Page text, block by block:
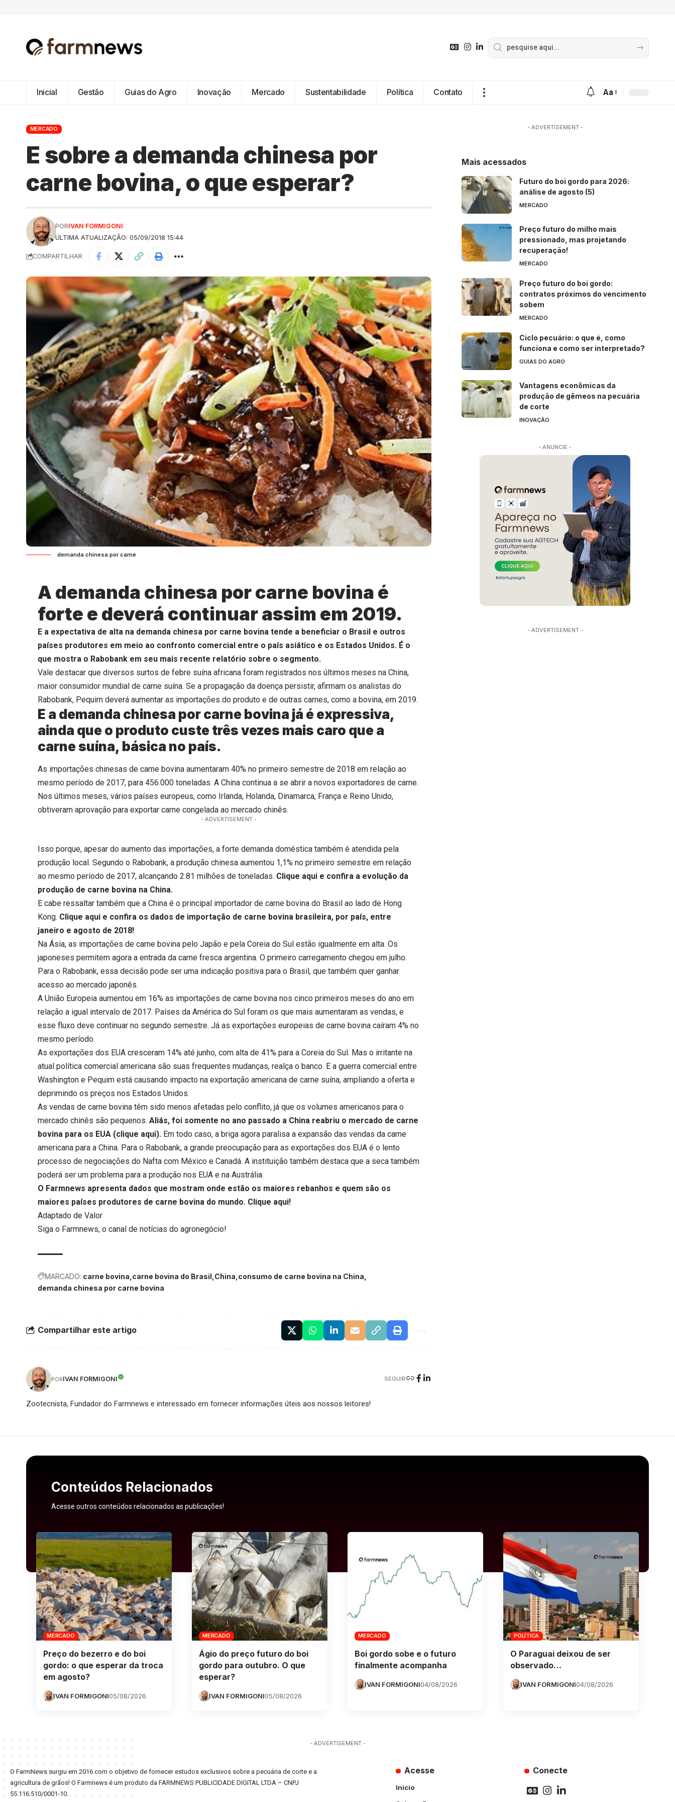
Inicial Gestão Guias do Agro Inovação Mercado Sustentabilidade Política Contato Aa
MERCADO
E sobre a demanda chinesa por
carne bovina, o que esperar?
ÚLTIMA ATUALIZAÇÃO: 05/09/2018 15:44
PORIVAN FORMIGONI
COMPARTILHAR
demanda chinesa por carne
A demanda chinesa por carne bovina é
forte e deverá continuar assim em 2019.
E a expectativa de alta na demanda chinesa por carne bovina tende a beneficiar o Brasil e outros
países produtores em meio ao confronto comercial entre o país asiático e os Estados Unidos. É o
que mostra o Rabobank em seu mais recente relatório sobre o segmento.
Vale destacar que diversos surtos de febre suína africana foram registrados nos últimos meses na China,
maior consumidor mundial de carne suína. Se a propagação da doença persistir, afirmam os analistas do
Rabobank, Pequim deverá aumentar as importações do produto e de outras carnes, como a bovina, em 2019.
E a demanda chinesa por carne bovina já é expressiva,
ainda que o produto custe três vezes mais caro que a
carne suína, básica no país.
As importações chinesas de carne bovina aumentaram 40% no primeiro semestre de 2018 em relação ao
mesmo período de 2017, para 456.000 toneladas. A China continua a se abrir a novos exportadores de carne.
Nos últimos meses, vários países europeus, como Irlanda, Holanda, Dinamarca, França e Reino Unido,
obtiveram aprovação para exportar carne congelada ao mercado chinês.
- ADVERTISEMENT -
Isso porque, apesar do aumento das importações, a forte demanda doméstica também é atendida pela
produção local. Segundo o Rabobank, a produção chinesa aumentou 1,1% no primeiro semestre em relação
ao mesmo período de 2017, alcançando 2.81 milhões de toneladas. Clique aqui e confira a evolução da
produção de carne bovina na China.
E cabe ressaltar também que a China é o principal importador de carne bovina do Brasil ao lado de Hong
Kong. Clique aqui e confira os dados de importação de carne bovina brasileira, por país, entre
janeiro e agosto de 2018!
Na Ásia, as importações de carne bovina pelo Japão e pela Coreia do Sul estão igualmente em alta. Os
japoneses permitem agora a entrada da carne fresca argentina. O primeiro carregamento chegou em julho.
Para o Rabobank, essa decisão pode ser uma indicação positiva para o Brasil, que também quer ganhar
acesso ao mercado japonês.
A União Europeia aumentou em 16% as importações de carne bovina nos cinco primeiros meses do ano em
relação a igual intervalo de 2017. Países da América do Sul foram os que mais aumentaram as vendas, e
esse fluxo deve continuar no segundo semestre. Já as exportações europeias de carne bovina caíram 4% no
mesmo período.
As exportações dos EUA cresceram 14% até junho, com alta de 41% para a Coreia do Sul. Mas o irritante na
atual política comercial americana são suas frequentes mudanças, realça o banco. E a guerra comercial entre
Washington e Pequim está causando impacto na exportação americana de carne suína, ampliando a oferta e
deprimindo os preços nos Estados Unidos.
As vendas de carne bovina têm sido menos afetadas pelo conflito, já que os volumes americanos para o
mercado chinês são pequenos.Aliás, foi somente no ano passado a China reabriu o mercado de carne
bovina para os EUA (clique aqui). Em todo caso, a briga agora paralisa a expansão das vendas da carne
americana para a China. Para o Rabobank, a grande preocupação para as exportações dos EUA é o lento
processo de negociações do Nafta com México e Canadá. A instituição também destaca que a seca também
poderá ser um problema para a produção nos EUA e na Austrália.
O Farmnews apresenta dados que mostram onde estão os maiores rebanhos e quem são os
maiores países produtores de carne bovina do mundo. Clique aqui!
Adaptado de Valor
Siga o Farmnews, o canal de notícias do agronegócio!
MARCADO: carne bovina carne bovina do Brasil China consumo de carne bovina na China
demanda chinesa por carne bovina
Compartilhar este artigo
PORIVAN FORMIGONI SEGUIR
Zootecnista, Fundador do Farmnews e interessado em fornecer informações úteis aos nossos leitores!
- ADVERTISEMENT -
Mais acessados
Futuro do boi gordo para 2026:
análise de agosto (5)
MERCADO
Preço futuro do milho mais
pressionado, mas projetando
recuperação!
MERCADO
Preço futuro do boi gordo:
contratos próximos do vencimento
sobem
MERCADO
Ciclo pecuário: o que é, como
funciona e como ser interpretado?
GUIAS DO AGRO
Vantagens econômicas da
produção de gêmeos na pecuária
de corte
INOVAÇÃO
- ANUNCIE -
- ADVERTISEMENT -
Conteúdos Relacionados
Acesse outros conteúdos relacionados as publicações!
MERCADO
Preço do bezerro e do boi
gordo: o que esperar da troca
em agosto?
IVAN FORMIGONI05/08/2026
MERCADO
Ágio do preço futuro do boi
gordo para outubro. O que
esperar?
IVAN FORMIGONI05/08/2026
MERCADO
Boi gordo sobe e o futuro
finalmente acompanha
IVAN FORMIGONI04/08/2026
POLÍTICA
O Paraguai deixou de ser
observado…
IVAN FORMIGONI04/08/2026
- ADVERTISEMENT -
O FarmNews surgiu em 2016 com o objetivo de fornecer estudos exclusivos sobre a pecuária de corte e a
agricultura de grãos! O Farmnews é um produto da FARMNEWS PUBLICIDADE DIGITAL LTDA – CNPJ
55.116.510/0001-10.
Acesse
Início
Conecte